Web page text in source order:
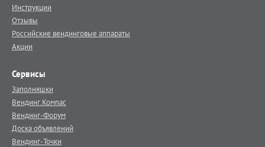
Инструкции
Отзывы
Российские вендинговые аппараты
Акции
Сервисы
Заполняшки
Вендинг.Компас
Вендинг-Форум
Доска объявлений
Вендинг-Точки